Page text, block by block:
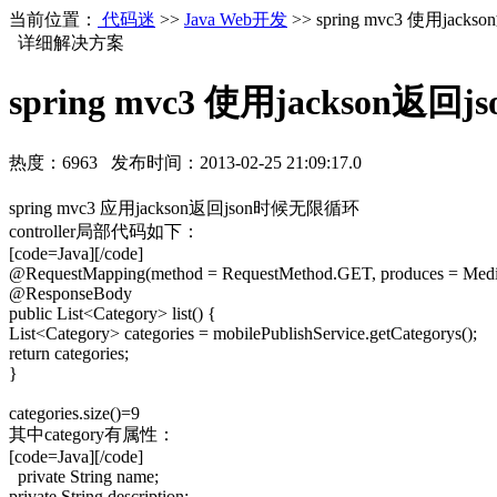
当前位置： 代码迷 >> Java Web开发 >> spring mvc3 使用
详细解决方案
spring mvc3 使用jackson返回
热度： 6963 发布时间： 2013-02-25 21:09:17.0
spring mvc3 应用jackson返回json时候无限循环
controller局部代码如下：
[code=Java][/code]
@RequestMapping(method = RequestMethod.GET, produces =
@ResponseBody
public List<Category> list() {
List<Category> categories = mobilePublishService.getCategorys();
return categories;
}
categories.size()=9
其中category有属性：
[code=Java][/code]
private String name;